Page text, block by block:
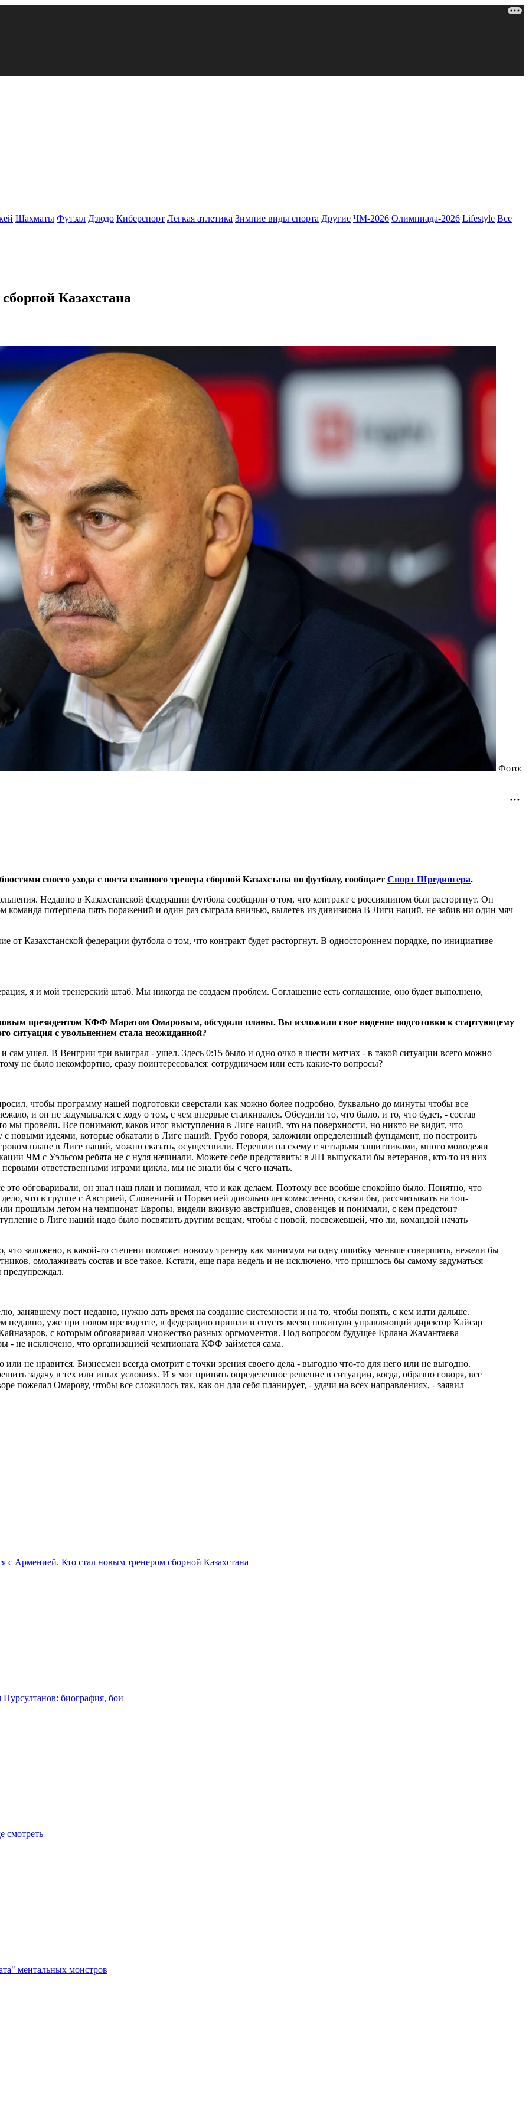
Шахматы Футзал Дзюдо Киберспорт Легкая атлетика Зимние виды спорта Другие ЧМ-2026 Олимпиада-2026 Lifestyle Все
Казахстана
Фото:
своего ухода с поста главного тренера сборной Казахстана по футболу, сообщает Спорт Шредингера.
Недавно в Казахстанской федерации футбола сообщили о том, что контракт с россиянином был расторгнут. Он
команда потерпела пять поражений и один раз сыграла вничью, вылетев из дивизиона B Лиги наций, не забив ни один мяч
Казахстанской федерации футбола о том, что контракт будет расторгнут. В одностороннем порядке, по инициативе
я и мой тренерский штаб. Мы никогда не создаем проблем. Соглашение есть соглашение, оно будет выполнено,
президентом КФФ Маратом Омаровым, обсудили планы. Вы изложили свое видение подготовки к стартующему
ситуация с увольнением стала неожиданной?
сам ушел. В Венгрии три выиграл - ушел. Здесь 0:15 было и одно очко в шести матчах - в такой ситуации всего можно
не было некомфортно, сразу поинтересовался: сотрудничаем или есть какие-то вопросы?
чтобы программу нашей подготовки сверстали как можно более подробно, буквально до минуты чтобы все
и он не задумывался с ходу о том, с чем впервые сталкивался. Обсудили то, что было, и то, что будет, - состав
мы провели. Все понимают, каков итог выступления в Лиге наций, это на поверхности, но никто не видит, что
идеями, которые обкатали в Лиге наций. Грубо говоря, заложили определенный фундамент, но построить
плане в Лиге наций, можно сказать, осуществили. Перешли на схему с четырьмя защитниками, много молодежи
ЧМ с Уэльсом ребята не с нуля начинали. Можете себе представить: в ЛН выпускали бы ветеранов, кто-то из них
ответственными играми цикла, мы не знали бы с чего начать.
обговаривали, он знал наш план и понимал, что и как делаем. Поэтому все вообще спокойно было. Понятно, что
что в группе с Австрией, Словенией и Норвегией довольно легкомысленно, сказал бы, рассчитывать на топ-
прошлым летом на чемпионат Европы, видели вживую австрийцев, словенцев и понимали, с кем предстоит
в Лиге наций надо было посвятить другим вещам, чтобы с новой, посвежевшей, что ли, командой начать
что заложено, в какой-то степени поможет новому тренеру как минимум на одну ошибку меньше совершить, нежели бы
омолаживать состав и все такое. Кстати, еще пара недель и не исключено, что пришлось бы самому задуматься
предупреждал.
занявшему пост недавно, нужно дать время на создание системности и на то, чтобы понять, с кем идти дальше.
недавно, уже при новом президенте, в федерацию пришли и спустя месяц покинули управляющий директор Кайсар
с которым обговаривал множество разных оргмоментов. Под вопросом будущее Ерлана Жамантаева
- не исключено, что организацией чемпионата КФФ займется сама.
не нравится. Бизнесмен всегда смотрит с точки зрения своего дела - выгодно что-то для него или не выгодно.
задачу в тех или иных условиях. И я мог принять определенное решение в ситуации, когда, образно говоря, все
пожелал Омарову, чтобы все сложилось так, как он для себя планирует, - удачи на всех направлениях, - заявил
Арменией. Кто стал новым тренером сборной Казахстана
биография, бои
смотреть
ментальных монстров